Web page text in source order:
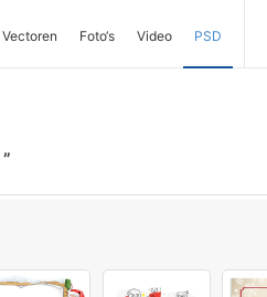
Vectoren Foto‘s Video PSD